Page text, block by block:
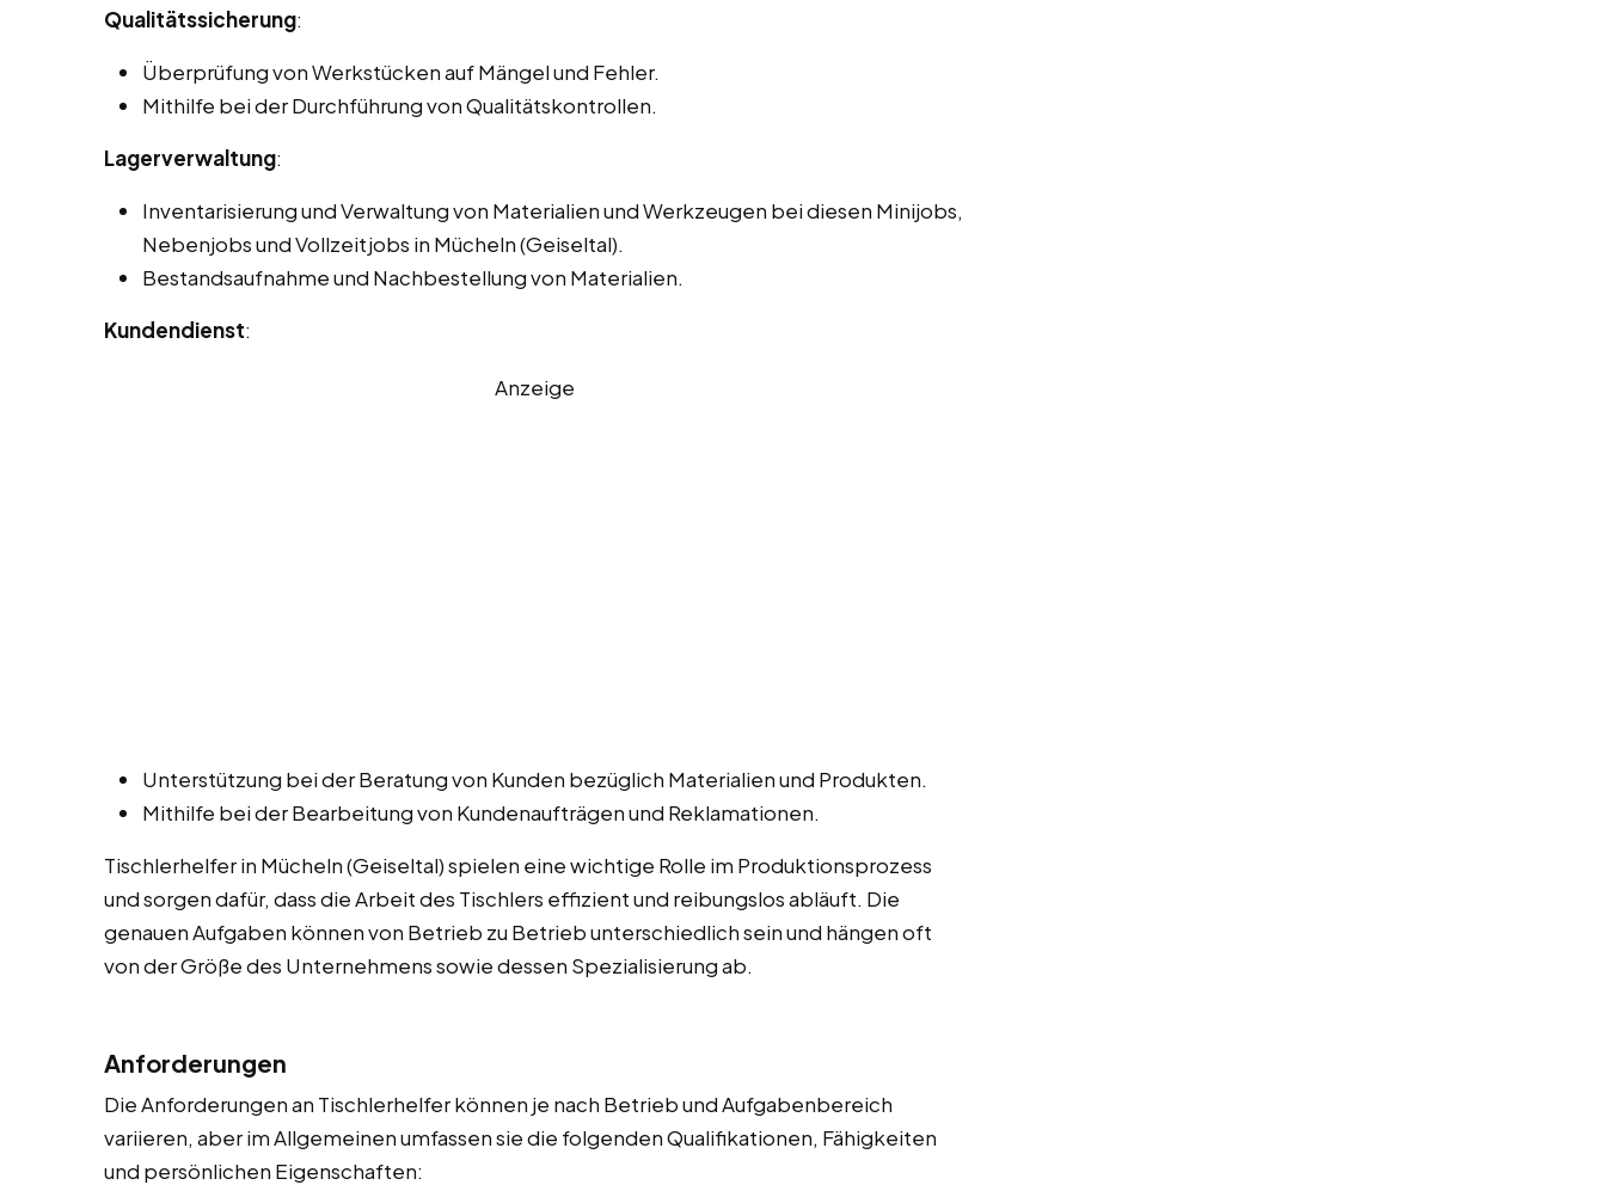
Qualitätssicherung:
Überprüfung von Werkstücken auf Mängel und Fehler.
Mithilfe bei der Durchführung von Qualitätskontrollen.
Lagerverwaltung:
Inventarisierung und Verwaltung von Materialien und Werkzeugen bei diesen Minijobs,
Nebenjobs und Vollzeitjobs in Mücheln (Geiseltal).
Bestandsaufnahme und Nachbestellung von Materialien.
Kundendienst:
Anzeige
Unterstützung bei der Beratung von Kunden bezüglich Materialien und Produkten.
Mithilfe bei der Bearbeitung von Kundenaufträgen und Reklamationen.
Tischlerhelfer in Mücheln (Geiseltal) spielen eine wichtige Rolle im Produktionsprozess
und sorgen dafür, dass die Arbeit des Tischlers effizient und reibungslos abläuft. Die
genauen Aufgaben können von Betrieb zu Betrieb unterschiedlich sein und hängen oft
von der Größe des Unternehmens sowie dessen Spezialisierung ab.
Anforderungen
Die Anforderungen an Tischlerhelfer können je nach Betrieb und Aufgabenbereich
variieren, aber im Allgemeinen umfassen sie die folgenden Qualifikationen, Fähigkeiten
und persönlichen Eigenschaften: